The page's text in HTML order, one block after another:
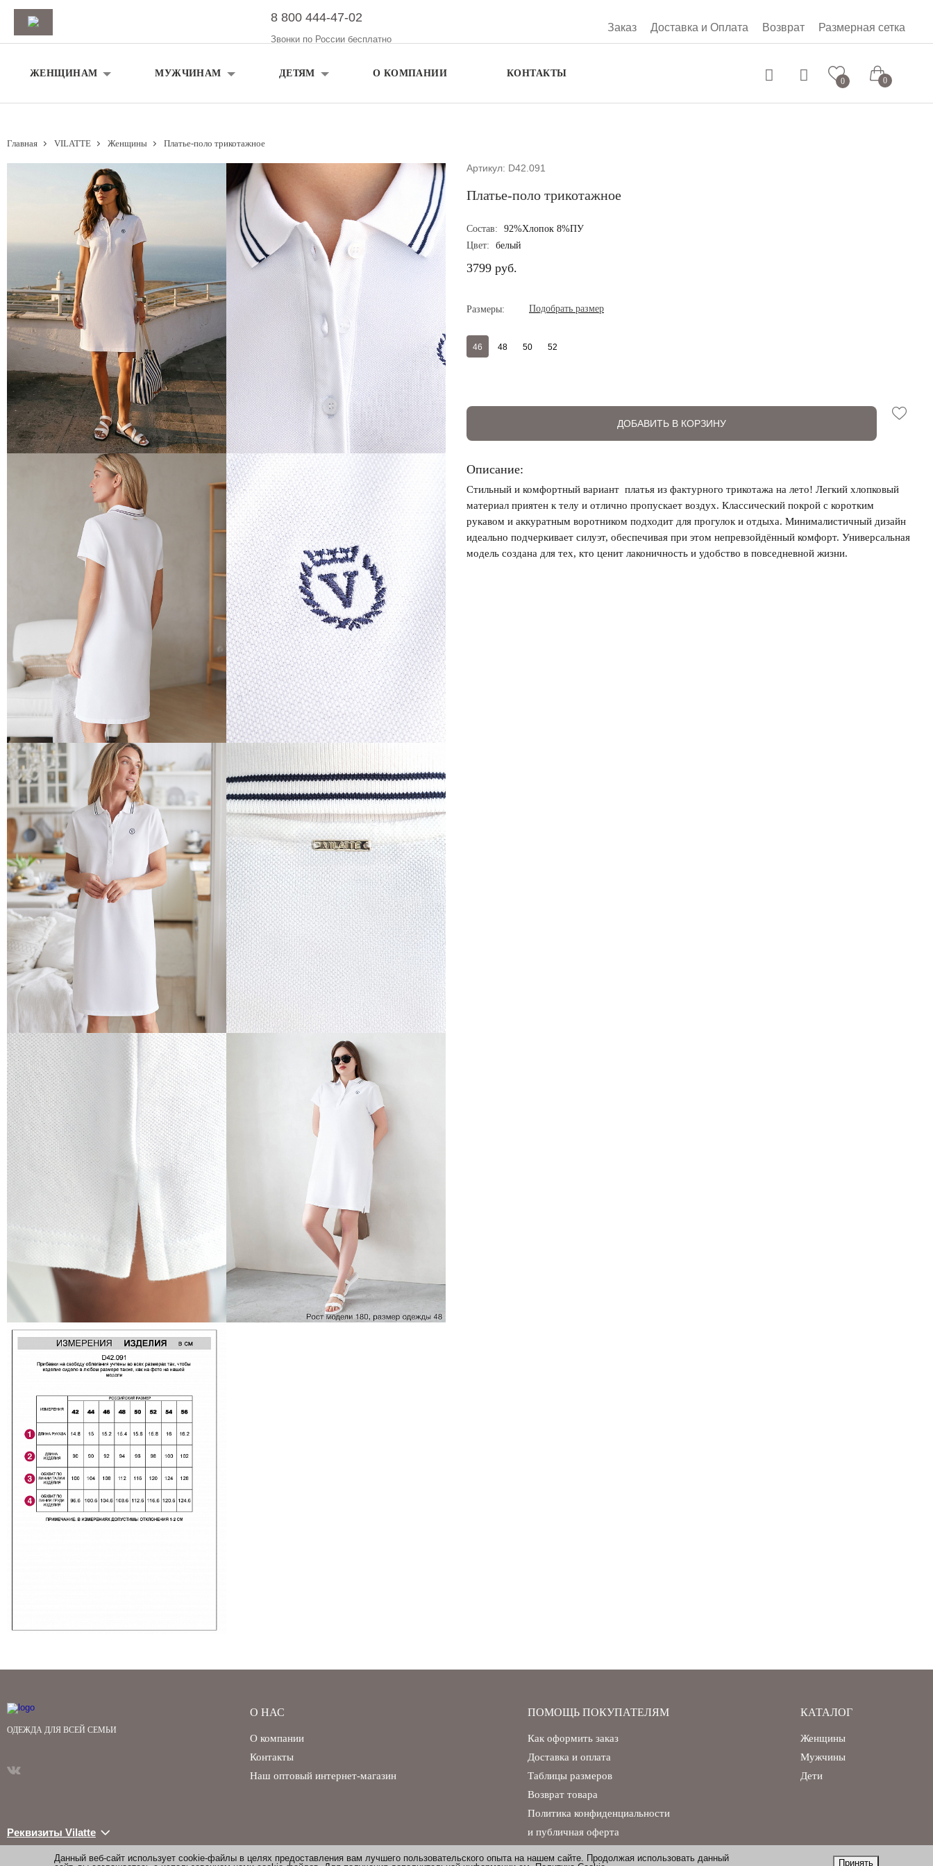
8 800 444-47-02
Звонки по России бесплатно
Заказ Доставка и Оплата Возврат Размерная сетка
ЖЕНЩИНАМ МУЖЧИНАМ ДЕТЯМ О КОМПАНИИ КОНТАКТЫ
Регистрация
Запомнить меня на этом компьютере
0 0
Главная VILATTE Женщины Платье-поло трикотажное
Артикул: D42.091
Платье-поло трикотажное
Состав:
92%Хлопок 8%ПУ
Цвет:
белый
3799 руб.
Размеры: Подобрать размер
46 48 50 52
ДОБАВИТЬ В КОРЗИНУ
Описание:
Стильный и комфортный вариант платья из фактурного трикотажа на лето! Легкий хлопковый
материал приятен к телу и отлично пропускает воздух. Классический покрой с коротким
рукавом и аккуратным воротником подходит для прогулок и отдыха. Минималистичный дизайн
идеально подчеркивает силуэт, обеспечивая при этом непревзойдённый комфорт. Универсальная
модель создана для тех, кто ценит лаконичность и удобство в повседневной жизни.
ОДЕЖДА ДЛЯ ВСЕЙ СЕМЬИ
Реквизиты Vilatte
О НАС
О компании
Контакты
Наш оптовый интернет-магазин
ПОМОЩЬ ПОКУПАТЕЛЯМ
Как оформить заказ
Доставка и оплата
Таблицы размеров
Возврат товара
Политика конфиденциальности
и публичная оферта
КАТАЛОГ
Женщины
Мужчины
Дети
Данный веб-сайт использует cookie-файлы в целях предоставления вам лучшего пользовательского опыта на нашем сайте. Продолжая использовать данный
Принять